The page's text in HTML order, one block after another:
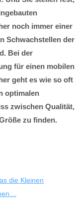
noch immer einer
Schwachstellen der
Bei der
für einen mobilen
geht es wie so oft
optimalen
zwischen Qualität,
zu finden.
die Kleinen